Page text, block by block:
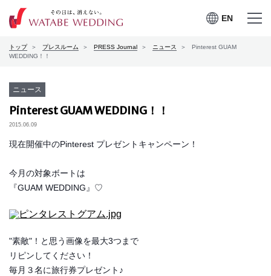
EN
EN
プレスルーム
会社案内
CSRの取り組み
お問合せ
スサイト
トップ プレスルーム PRESS Journal ニュース
Pinterest GUAM
WEDDING！！
ニュース
Pinterest GUAM WEDDING！！
2015.06.09
現在開催中のPinterest プレゼントキャンペーン！
今月の対象ボートは
『GUAM WEDDING』♡
"素敵"！と思う画像を最大3つまで
リピンしてください！
毎月３名に旅行券プレゼント♪